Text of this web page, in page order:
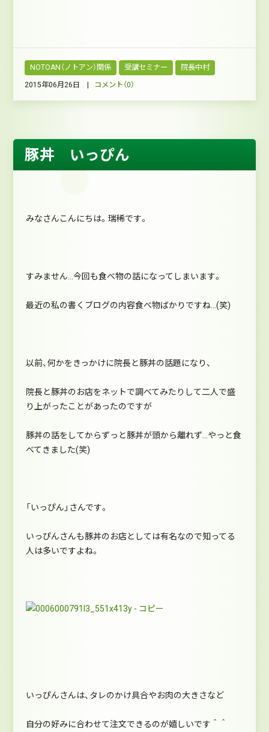
NOTOAN（ノトアン）関係 受講セミナー 院長中村
2015年06月26日 | コメント（0）
豚丼 いっぴん
みなさんこんにちは。瑞稀です。
すみません…今回も食べ物の話になってしまいます。
最近の私の書くブログの内容食べ物ばかりですね…(笑)
以前、何かをきっかけに院長と豚丼の話題になり、
院長と豚丼のお店をネットで調べてみたりして二人で盛
り上がったことがあったのですが
豚丼の話をしてからずっと豚丼が頭から離れず…やっと食
べてきました(笑)
「いっぴん」さんです。
いっぴんさんも豚丼のお店としては有名なので知ってる
人は多いですよね。
いっぴんさんは、タレのかけ具合やお肉の大きさなど
自分の好みに合わせて注文できるのが嬉しいです＾＾